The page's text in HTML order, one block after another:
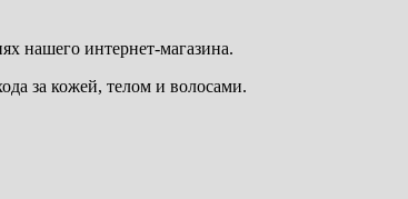
нашего интернет-магазина.
за кожей, телом и волосами.